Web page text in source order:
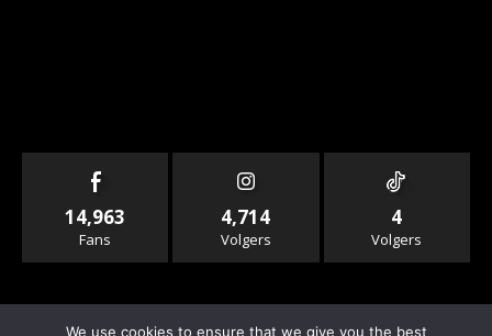
14,963
Fans
4,714
Volgers
4
Volgers
We use cookies to ensure that we give you the best